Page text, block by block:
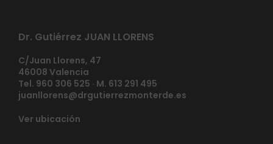
Dr. Gutiérrez JUAN LLORENS
C/Juan Llorens, 47
46008 Valencia
Tel. 960 306 525 · M. 613 291 495
juanllorens@drgutierrezmonterde.es
Ver ubicación